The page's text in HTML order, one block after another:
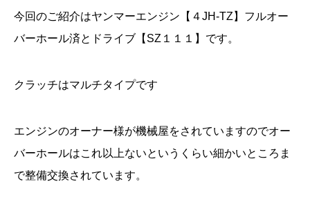
今回のご紹介はヤンマーエンジン【４JH-TZ】フルオー
バーホール済とドライブ【SZ１１１】です。
クラッチはマルチタイプです
エンジンのオーナー様が機械屋をされていますのでオー
バーホールはこれ以上ないというくらい細かいところま
で整備交換されています。